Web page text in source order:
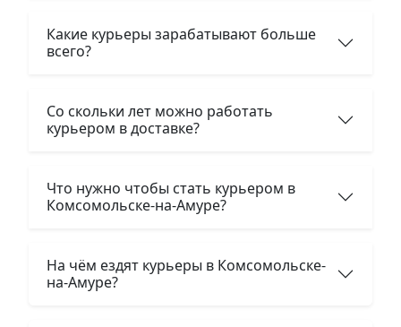
Какие курьеры зарабатывают больше
всего?
Со скольки лет можно работать
курьером в доставке?
Что нужно чтобы стать курьером в
Комсомольске-на-Амуре?
На чём ездят курьеры в Комсомольске-
на-Амуре?